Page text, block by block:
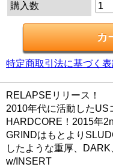
購入数
特定商取引法に基づく
RELAPSEリリース！
2010年代に活動したUS
HARDCORE！2015年
GRINDはもとより
したような重厚、
w/INSERT